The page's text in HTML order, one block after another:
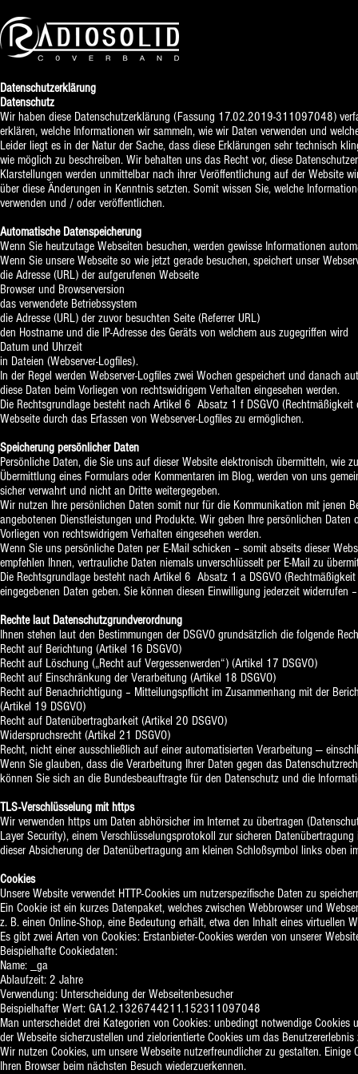
Datenschutzerklärung
Datenschutz
Wir haben diese Datenschutzerklärung (Fassung 17.02.2019-311097048)
erklären, welche Informationen wir sammeln, wie wir Daten verwenden und
Leider liegt es in der Natur der Sache, dass diese Erklärungen sehr technisch
wie möglich zu beschreiben. Wir behalten uns das Recht vor, diese
Klarstellungen werden unmittelbar nach ihrer Veröffentlichung auf der Website
über diese Änderungen in Kenntnis setzten. Somit wissen Sie, welche
verwenden und / oder veröffentlichen.
Automatische Datenspeicherung
Wenn Sie heutzutage Webseiten besuchen, werden gewisse Informationen
Wenn Sie unsere Webseite so wie jetzt gerade besuchen, speichert unser
die Adresse (URL) der aufgerufenen Webseite
Browser und Browserversion
das verwendete Betriebssystem
die Adresse (URL) der zuvor besuchten Seite (Referrer URL)
den Hostname und die IP-Adresse des Geräts von welchem aus zugegriffen wird
Datum und Uhrzeit
in Dateien (Webserver-Logfiles).
In der Regel werden Webserver-Logfiles zwei Wochen gespeichert und danach
diese Daten beim Vorliegen von rechtswidrigem Verhalten eingesehen werden.
Die Rechtsgrundlage besteht nach Artikel 6 Absatz 1 f DSGVO (Rechtmäßigkeit
Webseite durch das Erfassen von Webserver-Logfiles zu ermöglichen.
Speicherung persönlicher Daten
Persönliche Daten, die Sie uns auf dieser Website elektronisch übermitteln, wie
Übermittlung eines Formulars oder Kommentaren im Blog, werden von uns
sicher verwahrt und nicht an Dritte weitergegeben.
Wir nutzen Ihre persönlichen Daten somit nur für die Kommunikation mit jenen
angebotenen Dienstleistungen und Produkte. Wir geben Ihre persönlichen
Vorliegen von rechtswidrigem Verhalten eingesehen werden.
Wenn Sie uns persönliche Daten per E-Mail schicken – somit abseits dieser
empfehlen Ihnen, vertrauliche Daten niemals unverschlüsselt per E-Mail zu
Die Rechtsgrundlage besteht nach Artikel 6 Absatz 1 a DSGVO
eingegebenen Daten geben. Sie können diesen Einwilligung jederzeit
Rechte laut Datenschutzgrundverordnung
Ihnen stehen laut den Bestimmungen der DSGVO grundsätzlich die folgende
Recht auf Berichtung (Artikel 16 DSGVO)
Recht auf Löschung („Recht auf Vergessenwerden“) (Artikel 17 DSGVO)
Recht auf Einschränkung der Verarbeitung (Artikel 18 DSGVO)
Recht auf Benachrichtigung – Mitteilungspflicht im Zusammenhang mit der
(Artikel 19 DSGVO)
Recht auf Datenübertragbarkeit (Artikel 20 DSGVO)
Widerspruchsrecht (Artikel 21 DSGVO)
Recht, nicht einer ausschließlich auf einer automatisierten Verarbeitung —
Wenn Sie glauben, dass die Verarbeitung Ihrer Daten gegen das
können Sie sich an die Bundesbeauftragte für den Datenschutz und die
TLS-Verschlüsselung mit https
Wir verwenden https um Daten abhörsicher im Internet zu übertragen
Layer Security), einem Verschlüsselungsprotokoll zur sicheren
dieser Absicherung der Datenübertragung am kleinen Schloßsymbol links oben
Cookies
Unsere Website verwendet HTTP-Cookies um nutzerspezifische Daten zu
Ein Cookie ist ein kurzes Datenpaket, welches zwischen Webbrowser und
z. B. einen Online-Shop, eine Bedeutung erhält, etwa den Inhalt eines virtuellen
Es gibt zwei Arten von Cookies: Erstanbieter-Cookies werden von unserer
Beispielhafte Cookiedaten:
Name: _ga
Ablaufzeit: 2 Jahre
Verwendung: Unterscheidung der Webseitenbesucher
Beispielhafter Wert: GA1.2.1326744211.152311097048
Man unterscheidet drei Kategorien von Cookies: unbedingt notwendige
der Webseite sicherzustellen und zielorientierte Cookies um das Benutzererlebnis
Wir nutzen Cookies, um unsere Webseite nutzerfreundlicher zu gestalten.
Ihren Browser beim nächsten Besuch wiederzuerkennen.